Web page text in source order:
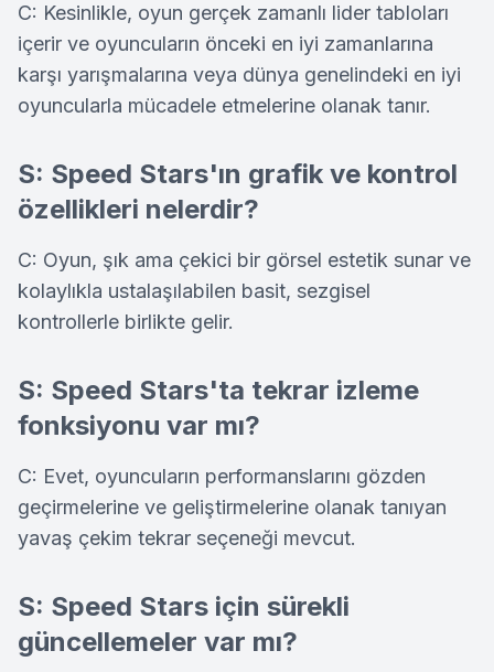
C: Kesinlikle, oyun gerçek zamanlı lider tabloları
içerir ve oyuncuların önceki en iyi zamanlarına
karşı yarışmalarına veya dünya genelindeki en iyi
oyuncularla mücadele etmelerine olanak tanır.
S: Speed Stars'ın grafik ve kontrol
özellikleri nelerdir?
C: Oyun, şık ama çekici bir görsel estetik sunar ve
kolaylıkla ustalaşılabilen basit, sezgisel
kontrollerle birlikte gelir.
S: Speed Stars'ta tekrar izleme
fonksiyonu var mı?
C: Evet, oyuncuların performanslarını gözden
geçirmelerine ve geliştirmelerine olanak tanıyan
yavaş çekim tekrar seçeneği mevcut.
S: Speed Stars için sürekli
güncellemeler var mı?